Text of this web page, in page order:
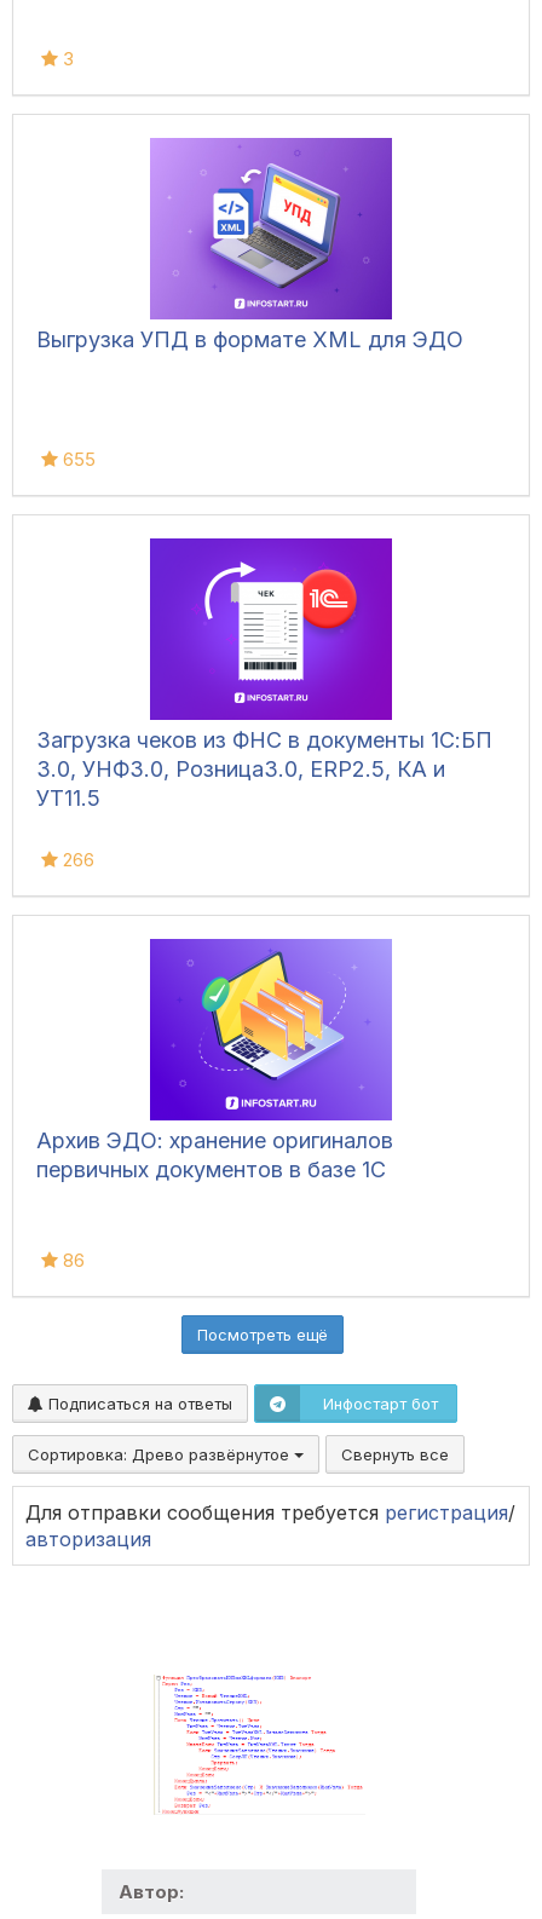
3
Выгрузка УПД в формате XML для ЭДО
655
Загрузка чеков из ФНС в документы 1С:БП
3.0, УНФ3.0, Розница3.0, ERP2.5, КА и
УТ11.5
266
Архив ЭДО: хранение оригиналов
первичных документов в базе 1С
86
Посмотреть ещё
Подписаться на ответы Инфостарт бот
Сортировка: Древо развёрнутое Свернуть все
Для отправки сообщения требуется регистрация/
авторизация
Автор: